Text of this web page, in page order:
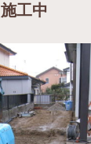
施工中